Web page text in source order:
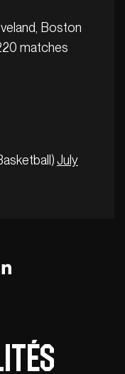
Boston
matches
July